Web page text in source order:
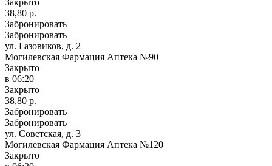
38,80 р.
Забронировать
Забронировать
ул. Газовиков, д. 2
Могилевская Фармация Аптека №90
Закрыто
в 06:20
Закрыто
38,80 р.
Забронировать
Забронировать
ул. Советская, д. 3
Могилевская Фармация Аптека №120
Закрыто